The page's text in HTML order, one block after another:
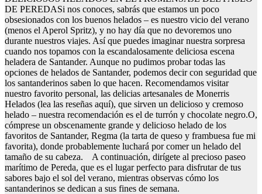
DE PEREDASi nos conoces, sabrás que estamos un poco
obsesionados con los buenos helados – es nuestro vicio del verano
(menos el Aperol Spritz), y no hay día que no devoremos uno
durante nuestros viajes. Así que puedes imaginar nuestra sorpresa
cuando nos topamos con la escandalosamente deliciosa escena
heladera de Santander. Aunque no pudimos probar todas las
opciones de helados de Santander, podemos decir con seguridad que
los santanderinos saben lo que hacen. Recomendamos visitar
nuestro favorito personal, las delicias artesanales de Monerris
Helados (lea las reseñas aquí), que sirven un delicioso y cremoso
helado – nuestra recomendación es el de turrón y chocolate negro.O,
cómprese un obscenamente grande y delicioso helado de los
favoritos de Santander, Regma (la tarta de queso y frambuesa fue mi
favorita), donde probablemente luchará por comer un helado del
tamaño de su cabeza. A continuación, dirígete al precioso paseo
marítimo de Pereda, que es el lugar perfecto para disfrutar de tus
sabores bajo el sol del verano, mientras observas cómo los
santanderinos se dedican a sus fines de semana.